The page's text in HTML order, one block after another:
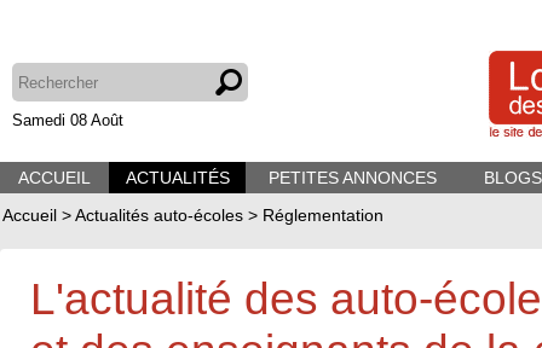
Samedi 08 Août
ACCUEIL ACTUALITÉS PETITES ANNONCES
Accueil >Actualités auto-écoles > Réglementation
L'actualité des auto-